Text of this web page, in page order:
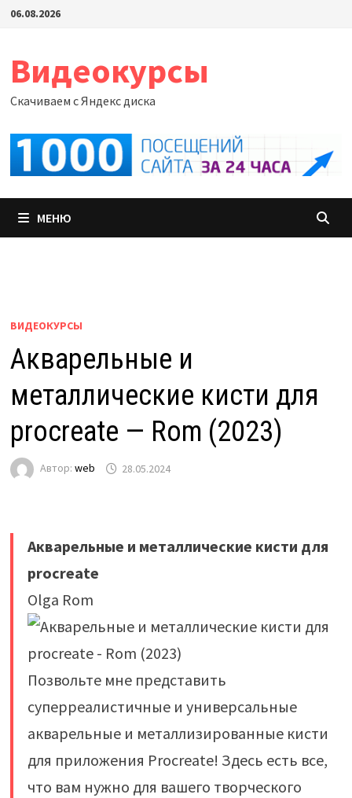
Перейти
06.08.2026
Видеокурсы
Скачиваем с Яндекс диска
МЕНЮ
ВИДЕОКУРСЫ
Акварельные и
металлические кисти для
procreate — Rom (2023)
Автор: web 28.05.2024
Акварельные и металлические кисти для
procreate
Olga Rom
Позвольте мне представить
суперреалистичные и универсальные
акварельные и металлизированные кисти
для приложения Procreate! Здесь есть все,
что вам нужно для вашего творческого